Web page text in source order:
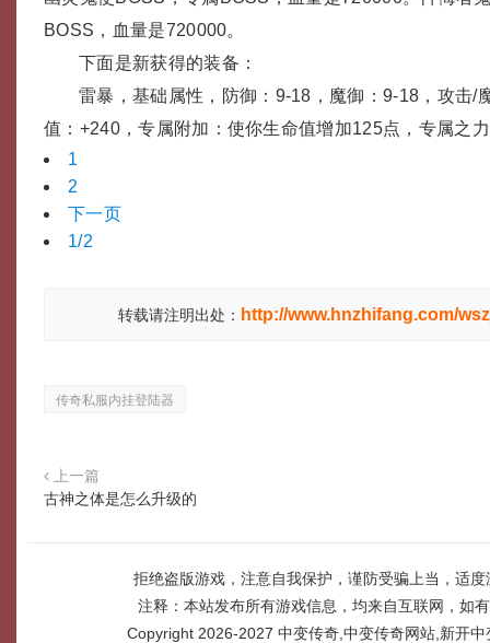
BOSS，血量是720000。
下面是新获得的装备：
雷暴，基础属性，防御：9-18，魔御：9-18，攻击/
值：+240，专属附加：使你生命值增加125点，专属之
1
2
下一页
1/2
转载请注明出处： http://www.hnzhifang.com/
传奇私服内挂登陆器
上一篇
古神之体是怎么升级的
拒绝盗版游戏，注意自我保护，谨防受骗上当，适
注释：本站发布所有游戏信息，均来自互联网，如
Copyright 2026-2027 中变传奇,中变传奇网站,新开